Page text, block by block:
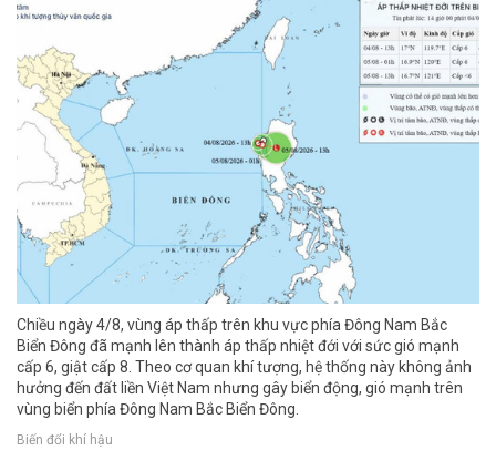
Chiều ngày 4/8, vùng áp thấp trên khu vực phía Đông Nam Bắc
Biển Đông đã mạnh lên thành áp thấp nhiệt đới với sức gió mạnh
cấp 6, giật cấp 8. Theo cơ quan khí tượng, hệ thống này không ảnh
hưởng đến đất liền Việt Nam nhưng gây biển động, gió mạnh trên
vùng biển phía Đông Nam Bắc Biển Đông.
Biến đổi khí hậu